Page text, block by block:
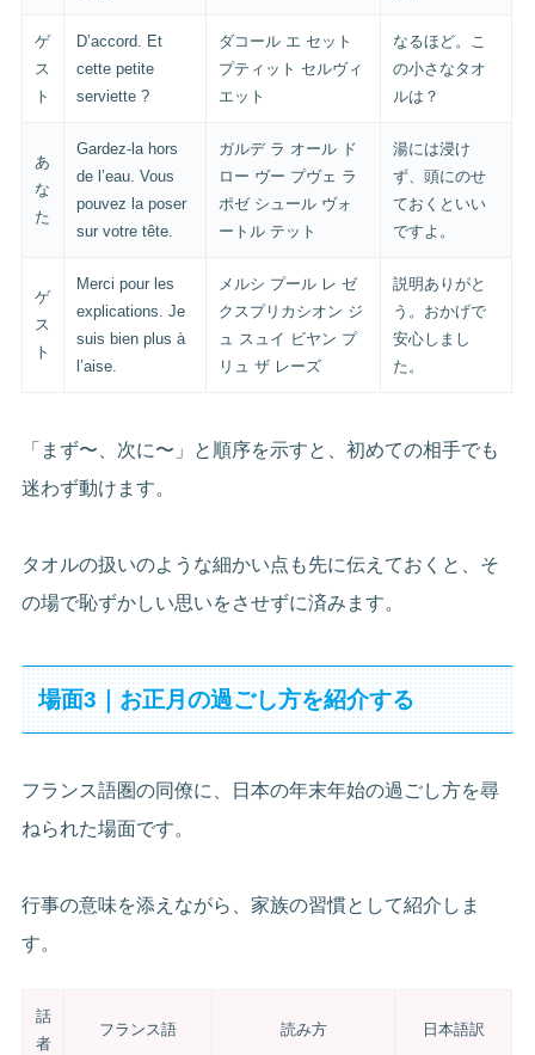
ゲ
ス
ト
D’accord. Et
cette petite
serviette ?
ダコール エ セット
プティット セルヴィ
エット
なるほど。こ
の小さなタオ
ルは？
あ
な
た
Gardez-la hors
de l’eau. Vous
pouvez la poser
sur votre tête.
ガルデ ラ オール ド
ロー ヴー プヴェ ラ
ポゼ シュール ヴォ
ートル テット
湯には浸け
ず、頭にのせ
ておくといい
ですよ。
ゲ
ス
ト
Merci pour les
explications. Je
suis bien plus à
l’aise.
メルシ プール レ ゼ
クスプリカシオン ジ
ュ スュイ ビヤン プ
リュ ザ レーズ
説明ありがと
う。おかげで
安心しまし
た。
「まず〜、次に〜」と順序を示すと、初めての相手でも
迷わず動けます。
タオルの扱いのような細かい点も先に伝えておくと、そ
の場で恥ずかしい思いをさせずに済みます。
場面3｜お正月の過ごし方を紹介する
フランス語圏の同僚に、日本の年末年始の過ごし方を尋
ねられた場面です。
行事の意味を添えながら、家族の習慣として紹介しま
す。
話
者
フランス語 読み方 日本語訳